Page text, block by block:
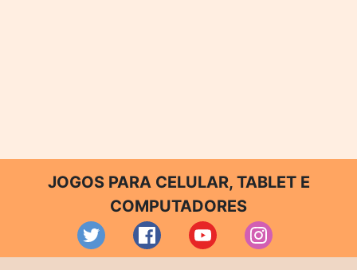
JOGOS PARA CELULAR, TABLET E
COMPUTADORES